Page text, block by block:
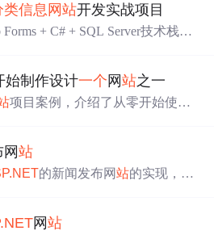
面的实现，如注册、登录、商品
，并提供了源代码和数据库表结
类信息网站开发实战项目
Forms + C# + SQL Server技术栈，
现（表结构、索引、存储过
用户控件、Bootstrap与jQuery集
实现、多条件搜索及SEO优化等
始制作设计一个 网站之一
项目案例，介绍了从零开始使用
网站
的新闻发布网站的实现，涵
证等，旨在提供
网站